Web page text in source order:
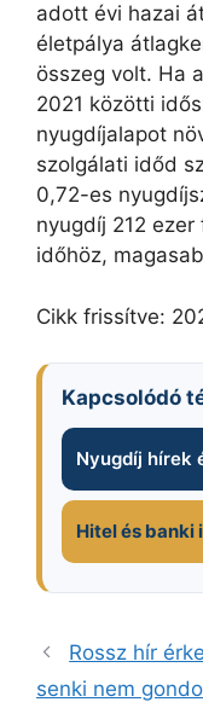
adott évi hazai
életpálya
összeg volt. Ha
2021 közötti
nyugdíjalapot
szolgálati időd
0,72-es
nyugdíj 212
időhöz,
Cikk frissítve:
Kapcsolódó
Nyugdíj hírek
Hitel és banki
Rossz hír
senki nem